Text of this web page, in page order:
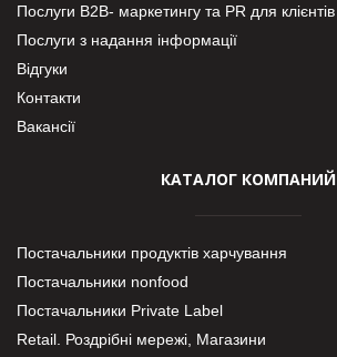
Послуги В2В- маркетингу та PR для клієнтів
Послуги з надання інформації
Відгуки
Контакти
Вакансії
КАТАЛОГ КОМПАНИЙ
Постачальники продуктів харчування
Постачальники nonfood
Постачальники Private Label
Retail. Роздрібні мережі, Магазини